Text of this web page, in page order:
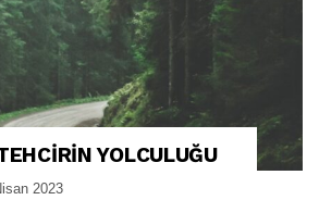
YOLCULUĞU
2023